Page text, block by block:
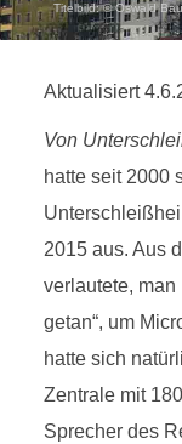
Titelbild:© Oswald
Aktualisiert
Von
hatte seit 2000
2015 aus. Aus
verlautete,
getan“, um
hatte sich
Zentrale mit
Sprecher des